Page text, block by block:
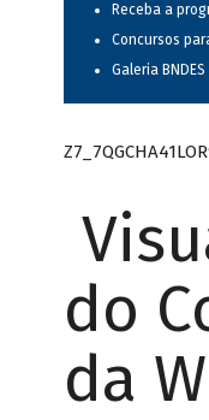
Receba a
Concursos
Galeria BNDES
do
da